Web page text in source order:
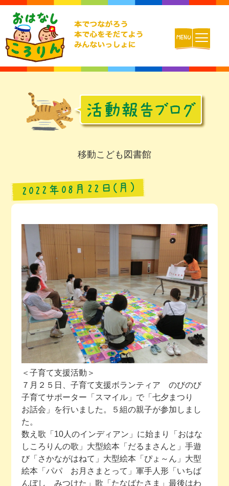
おはなしころりんとは
活動報告ブログ
活動場所のご案内
ファンクラブのご案内
お問い合わせ
移動こども図書館
2022年08月22日(月)
＜子育て支援活動＞
７月２５日、子育て支援ボランティア のびのび
子育てサポーター「スマイル」で「七夕まつり
お話会」を行いました。５組の親子が参加しまし
た。
数え歌「10人のインディアン」に始まり「おはな
しころりんの歌」大型絵本「だるまさんと」手遊
び「さかながはねて」大型絵本「ぴょ～ん」大型
絵本「パパ お月さまとって」軍手人形「いちば
んぼし みつけた」歌「たなばたさま」最後はわ